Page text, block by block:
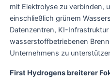
mit Elektrolyse zu verbinden,
einschließlich grünem
Datenzentren, KI-
wasserstoffbetriebenen
Unternehmens zu
First Hydrogens breiterer